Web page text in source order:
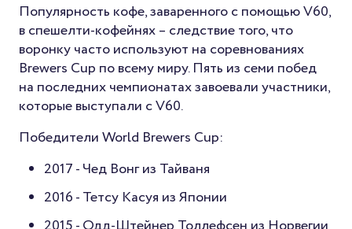
Популярность кофе, заваренного с помощью V60,
в спешелти-кофейнях – следствие того, что
воронку часто используют на соревнованиях
Brewers Cup по всему миру. Пять из семи побед
на последних чемпионатах завоевали участники,
которые выступали с V60.
Победители World Brewers Cup:
2017 - Чед Вонг из Тайваня
2016 - Тетсу Касуя из Японии